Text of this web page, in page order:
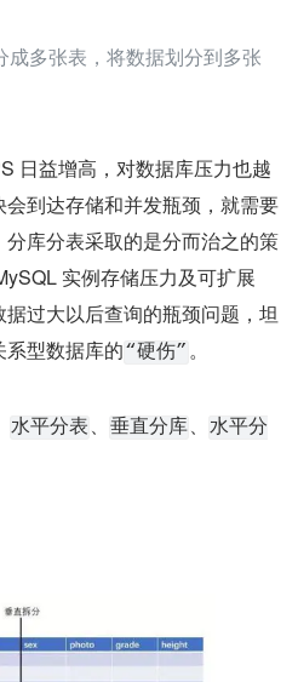
成多张表，将数据划分到多张
日益增高，对数据库压力也越
到达存储和并发瓶颈，就需要
库分表采取的是分而治之的策
实例存储压力及可扩展
过大以后查询的瓶颈问题，坦
型数据库的“硬伤” 。
水平分表 、 垂直分库、
水平分